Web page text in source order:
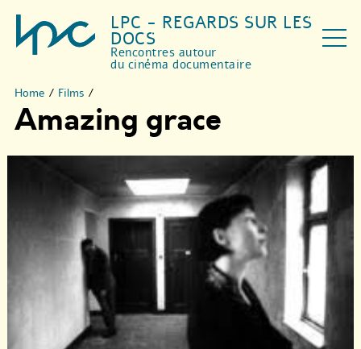
LPC - REGARDS SUR LES
DOCS
Rencontres autour
du cinéma documentaire
Home / Films /
Amazing grace